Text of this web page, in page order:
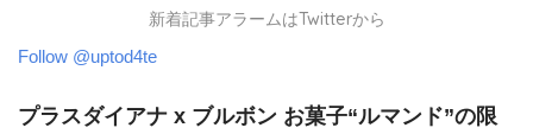
新着記事アラームはTwitterから
Follow @uptod4te
プラスダイアナ x ブルボン お菓子“ルマンド”の限